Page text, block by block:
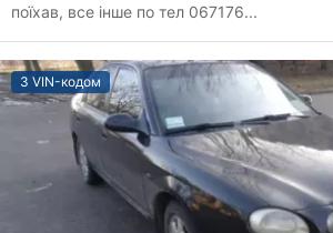
поїхав, все інше по тел 067176...
З VIN-кодом